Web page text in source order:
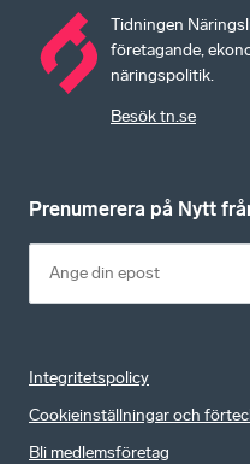
Tidningen
företagande,
näringspolitik.
Besök tn.se
Prenumerera på Nytt
Integritetspolicy
Cookieinställningar och
Bli medlemsföretag